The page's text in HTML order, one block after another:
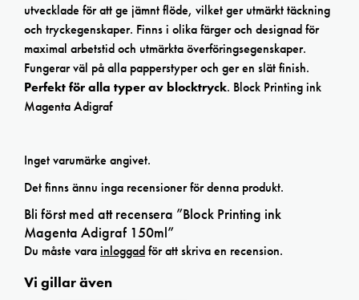
utvecklade för att ge jämnt flöde, vilket ger utmärkt täckning
och tryckegenskaper. Finns i olika färger och designad för
maximal arbetstid och utmärkta överföringsegenskaper.
Fungerar väl på alla papperstyper och ger en slät finish.
Perfekt för alla typer av blocktryck. Block Printing ink
Magenta Adigraf
Inget varumärke angivet.
Det finns ännu inga recensioner för denna produkt.
Bli först med att recensera ”Block Printing ink
Magenta Adigraf 150ml”
Du måste varainloggadför att skriva en recension.
Vi gillar även